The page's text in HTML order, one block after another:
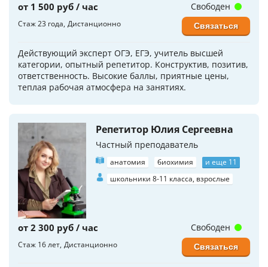
от 1 500 руб / час
Стаж 23 года Дистанционно
Действующий эксперт ОГЭ, ЕГЭ, учитель высшей
категории, опытный репетитор. Конструктив, позитив,
ответственность. Высокие баллы, приятные цены,
теплая рабочая атмосфера на занятиях.
Свободен
Связаться
Репетитор Юлия Сергеевна
Частный преподаватель
анатомия биохимия
и еще 11
школьники 8-11 класса, взрослые
от 2 300 руб / час
Стаж 16 лет Дистанционно
Свободен
Связаться